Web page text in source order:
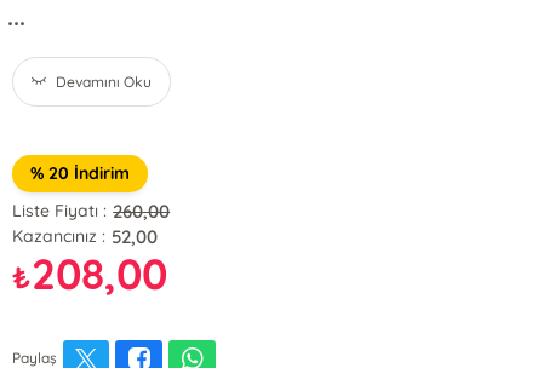
...
Devamını Oku
% 20 İndirim
Liste Fiyatı : 260,00
Kazancınız : 52,00
₺208,00
Paylaş